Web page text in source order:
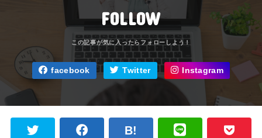
FOLLOW
facebook Twitter Instagram